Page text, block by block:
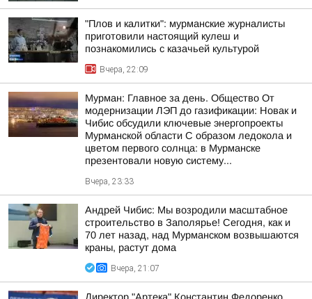
"Плов и калитки": мурманские журналисты
приготовили настоящий кулеш и
познакомились с казачьей культурой
Вчера, 22:09
Мурман: Главное за день. Общество От
модернизации ЛЭП до газификации: Новак и
Чибис обсудили ключевые энергопроекты
Мурманской области С образом ледокола и
цветом первого солнца: в Мурманске
презентовали новую систему...
Вчера, 23:33
Андрей Чибис: Мы возродили масштабное
строительство в Заполярье! Сегодня, как и
70 лет назад, над Мурманском возвышаются
краны, растут дома
Вчера, 21:07